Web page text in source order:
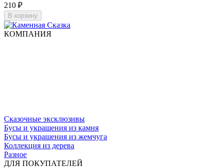
210 ₽
В корзину
КОМПАНИЯ
Сказочные эксклюзивы
Бусы и украшения из камня
Бусы и украшения из жемчуга
Коллекция из дерева
Разное
ДЛЯ ПОКУПАТЕЛЕЙ